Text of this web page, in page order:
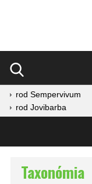
rod Sempervivum
rod Jovibarba
Taxonómia